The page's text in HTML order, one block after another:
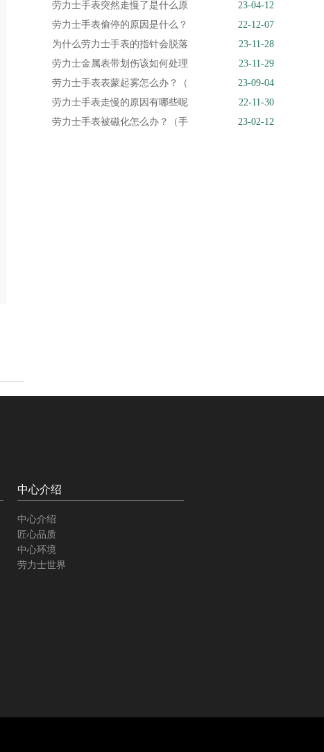
劳力士手表突然走慢了是什么原
23-04-12
劳力士手表偷停的原因是什么？
22-12-07
为什么劳力士手表的指针会脱落
23-11-28
劳力士金属表带划伤该如何处理
23-11-29
劳力士手表表蒙起雾怎么办？（
23-09-04
劳力士手表走慢的原因有哪些呢
22-11-30
劳力士手表被磁化怎么办？（手
23-02-12
中心介绍
中心介绍
匠心品质
中心环境
劳力士世界